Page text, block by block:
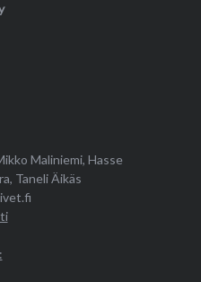
Maliniemi, Hasse
Taneli Äikäs